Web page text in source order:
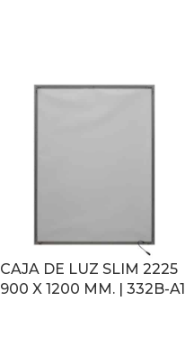
CAJA DE LUZ SLIM 2225
900 X 1200 MM. | 332B-A1